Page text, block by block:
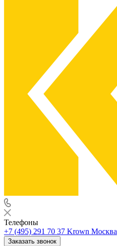
Телефоны
+7 (495) 291 70 37 Krown Москва
Заказать звонок